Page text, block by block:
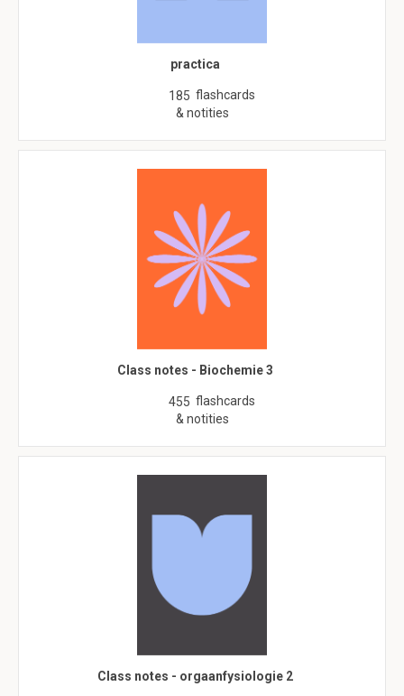
practica
185 flashcards
& notities
Class notes - Biochemie 3
455 flashcards
& notities
Class notes - orgaanfysiologie 2